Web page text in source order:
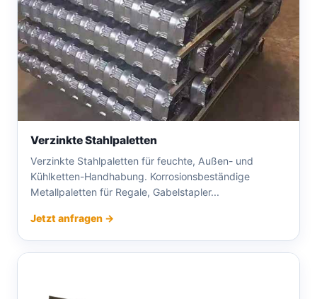
Verzinkte Stahlpaletten
Verzinkte Stahlpaletten für feuchte, Außen- und
Kühlketten-Handhabung. Korrosionsbeständige
Metallpaletten für Regale, Gabelstapler...
Jetzt anfragen →